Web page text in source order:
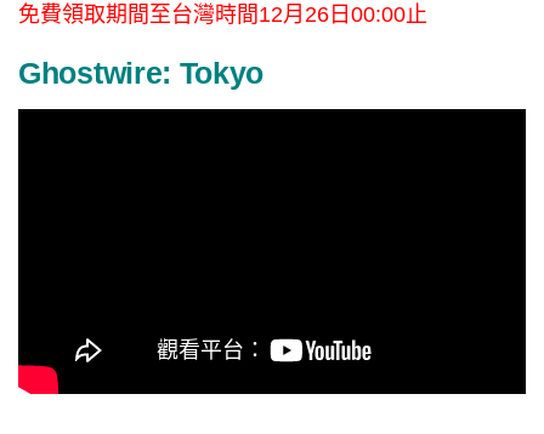
免費領取期間至台灣時間12月26日00:00止
Ghostwire: Tokyo